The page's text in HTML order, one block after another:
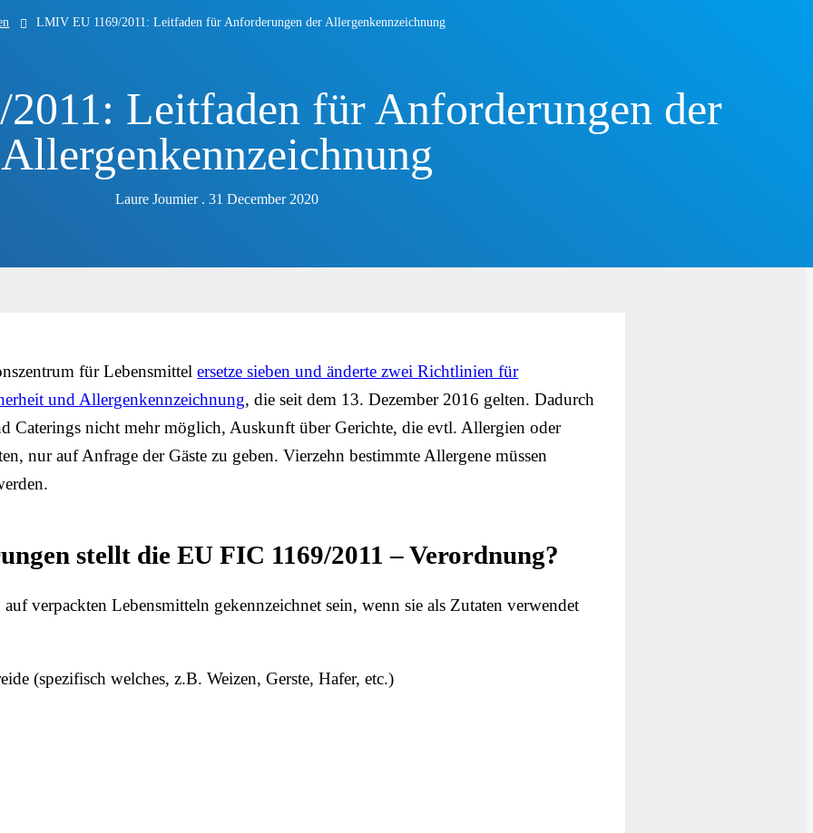
LMIV EU 1169/2011: Leitfaden für Anforderungen der Allergenkennzeichnung
Leitfaden für Anforderungen der
Allergenkennzeichnung
Laure Joumier . 31 December 2020
für Lebensmittelersetze sieben und änderte zwei Richtlinien für
und Allergenkennzeichnung, die seit dem 13. Dezember 2016 gelten. Dadurch
Caterings nicht mehr möglich, Auskunft über Gerichte, die evtl. Allergien oder
nur auf Anfrage der Gäste zu geben. Vierzehn bestimmte Allergene müssen
stellt die EU FIC 1169/2011 – Verordnung?
verpackten Lebensmitteln gekennzeichnet sein, wenn sie als Zutaten verwendet
(spezifisch welches, z.B. Weizen, Gerste, Hafer, etc.)